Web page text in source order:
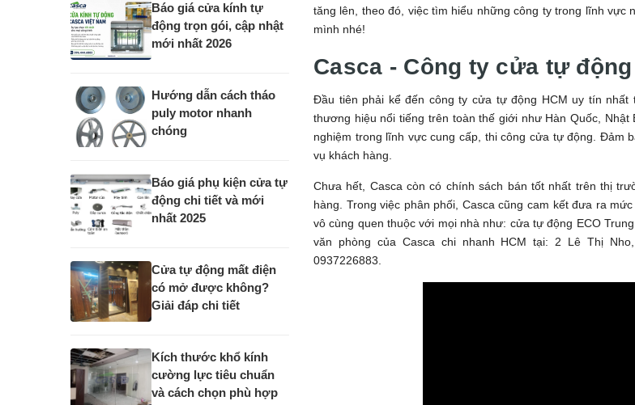
tăng lên, theo đó, việc tìm hiểu những công ty trong lĩnh vực
mình nhé!
Casca - Công ty cửa tự
Đầu tiên phải kể đến công ty cửa tự động HCM uy tín
thương hiệu nổi tiếng trên toàn thế giới như Hàn Quốc,
nghiệm trong lĩnh vực cung cấp, thi công cửa tự động. Đảm
vụ khách hàng.
Chưa hết, Casca còn có chính sách bán tốt nhất trên thị
hàng. Trong việc phân phối, Casca cũng cam kết đưa ra
vô cùng quen thuộc với mọi nhà như: cửa tự động ECO Trung
văn phòng của Casca chi nhanh HCM tại: 2 Lê Thị
0937226883.
Báo giá cửa kính tự
động trọn gói, cập nhật
mới nhất 2026
Hướng dẫn cách tháo
puly motor nhanh
chóng
Báo giá phụ kiện cửa tự
động chi tiết và mới
nhất 2025
Cửa tự động mất điện
có mở được không?
Giải đáp chi tiết
Kích thước khổ kính
cường lực tiêu chuẩn
và cách chọn phù hợp